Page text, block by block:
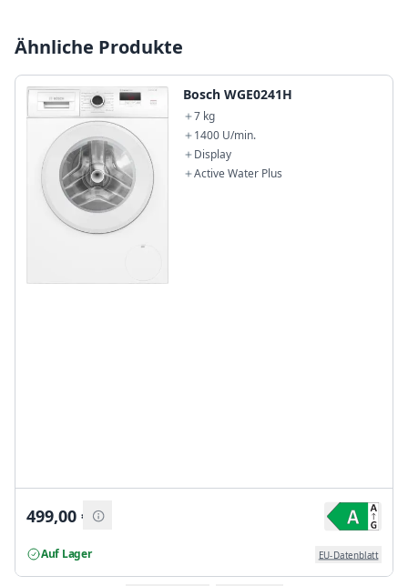
Ähnliche Produkte
Bosch WGE0241H
7 kg
1400 U/min.
Display
Active Water Plus
499,00 €
Auf Lager EU-Datenblatt